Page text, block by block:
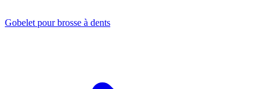
Gobelet pour brosse à dents